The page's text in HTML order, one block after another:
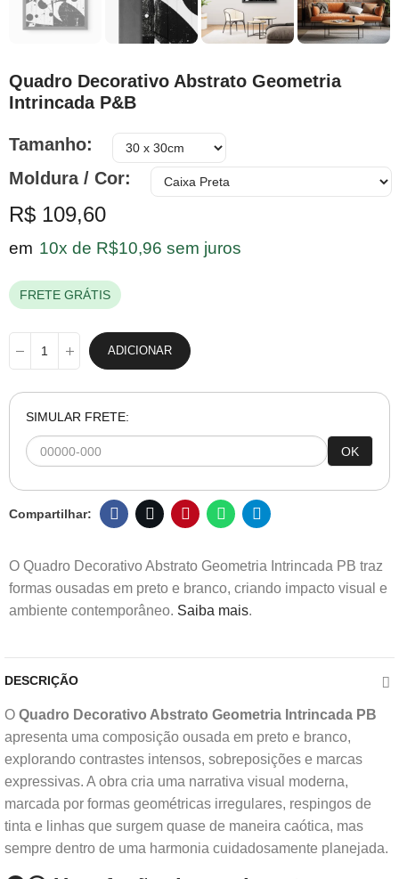
Quadro Decorativo Abstrato Geometria
Intrincada P&B
Tamanho
Moldura / Cor
R$ 109,60
em 10x de R$10,96 sem juros
FRETE GRÁTIS
ADICIONAR
SIMULAR FRETE:
OK
O Quadro Decorativo Abstrato Geometria Intrincada PB traz
formas ousadas em preto e branco, criando impacto visual e
ambiente contemporâneo. Saiba mais.
DESCRIÇÃO
O Quadro Decorativo Abstrato Geometria Intrincada PB
apresenta uma composição ousada em preto e branco,
explorando contrastes intensos, sobreposições e marcas
expressivas. A obra cria uma narrativa visual moderna,
marcada por formas geométricas irregulares, respingos de
tinta e linhas que surgem quase de maneira caótica, mas
sempre dentro de uma harmonia cuidadosamente planejada.